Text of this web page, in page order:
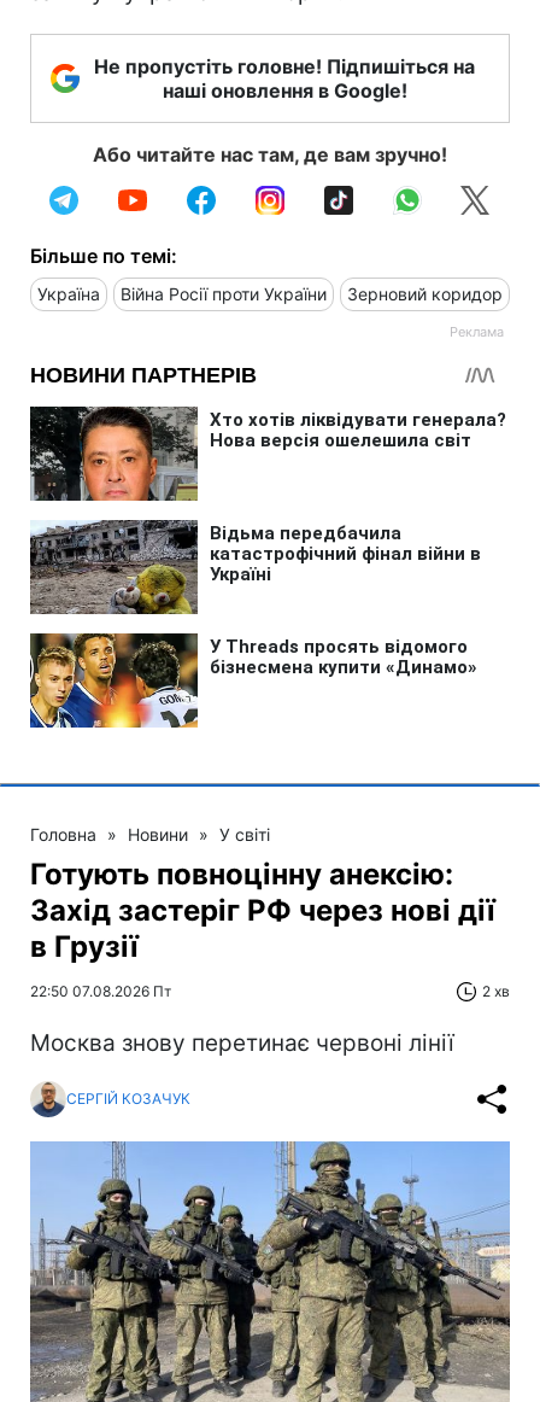
Не пропустіть головне! Підпишіться на
наші оновлення в Google!
Або читайте нас там, де вам зручно!
Більше по темі:
Україна Війна Росії проти України Зерновий коридор
Головна » Новини » У світі
Готують повноцінну анексію:
Захід застеріг РФ через нові дії
в Грузії
22:50 07.08.2026 Пт 2 хв
Москва знову перетинає червоні лінії
СЕРГІЙ КОЗАЧУК